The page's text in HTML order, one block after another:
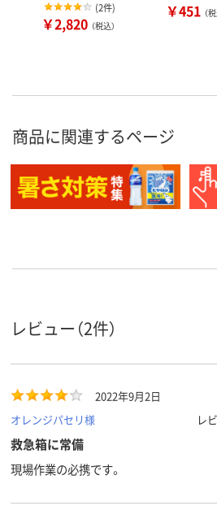
(2件)
￥2,820 （税込）
￥451 （
商品に関連するページ
レビュー（2件）
2022年9月2日
オレンジパセリ様
レ
救急箱に常備
現場作業の必携です。